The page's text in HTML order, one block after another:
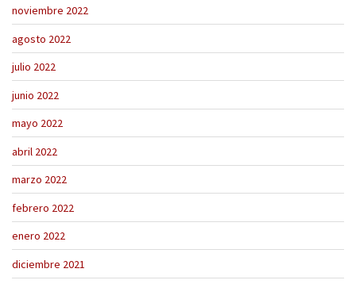
noviembre 2022
agosto 2022
julio 2022
junio 2022
mayo 2022
abril 2022
marzo 2022
febrero 2022
enero 2022
diciembre 2021